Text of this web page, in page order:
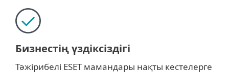
Бизнестің үздіксіздігі
Тәжірибелі ESET мамандары нақты кестелерге